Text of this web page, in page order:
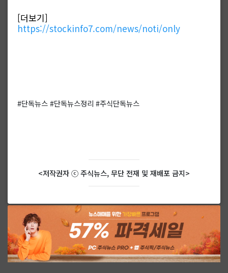
[더보기]
https://stockinfo7.com/news/noti/only
#단독뉴스 #단독뉴스정리 #주식단독뉴스
<저작권자 ⓒ 주식뉴스, 무단 전재 및 재배포 금지>